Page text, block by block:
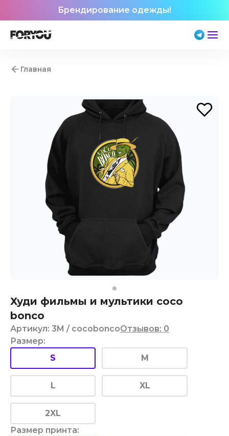
Брендирование одежды!
Главная
Худи фильмы и мультики coco
bonco
Артикул: 3M / cocoboncoОтзывов: 0
Размер:
S
M
L XL
2XL
Размер принта: